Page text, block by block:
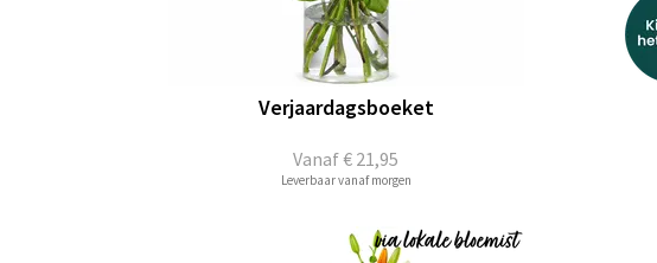
Vanaf€ 21,95
Verjaardagsboeket
Leverbaar vanaf morgen